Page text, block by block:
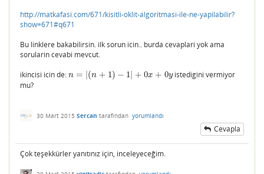
http://matkafasi.com/671/kisitli-oklit-algoritmasi-ile-ne-yapilabilir?
show=671#q671
Bu linklere bakabilirsin. ilk sorun icin.. burda cevaplari yok ama
sorularin cevabi mevcut.
ikincisi icin de: n = (n + 1) − 1 + 0x + 0y
n= |( +1) −1 |+0x+ 0
istedigini vermiyor
mu?
30 Mart 2015 Sercan tarafından yorumlandı
Cevapla
Çok teşekkürler yanıtınız için, inceleyeceğim.